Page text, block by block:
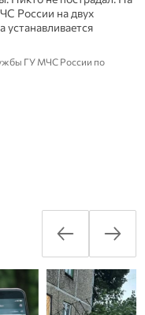
России на двух
устанавливается
ГУ МЧС России по